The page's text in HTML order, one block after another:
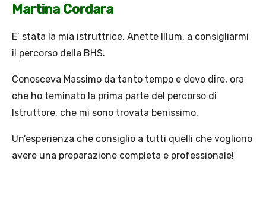
Martina Cordara
E’ stata la mia istruttrice, Anette Illum, a consigliarmi
il percorso della BHS.
Conosceva Massimo da tanto tempo e devo dire, ora
che ho teminato la prima parte del percorso di
Istruttore, che mi sono trovata benissimo.
Un’esperienza che consiglio a tutti quelli che vogliono
avere una preparazione completa e professionale!